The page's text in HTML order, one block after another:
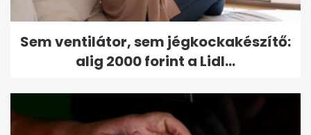
Sem ventilátor, sem jégkockakészítő:
alig 2000 forint a Lidl...